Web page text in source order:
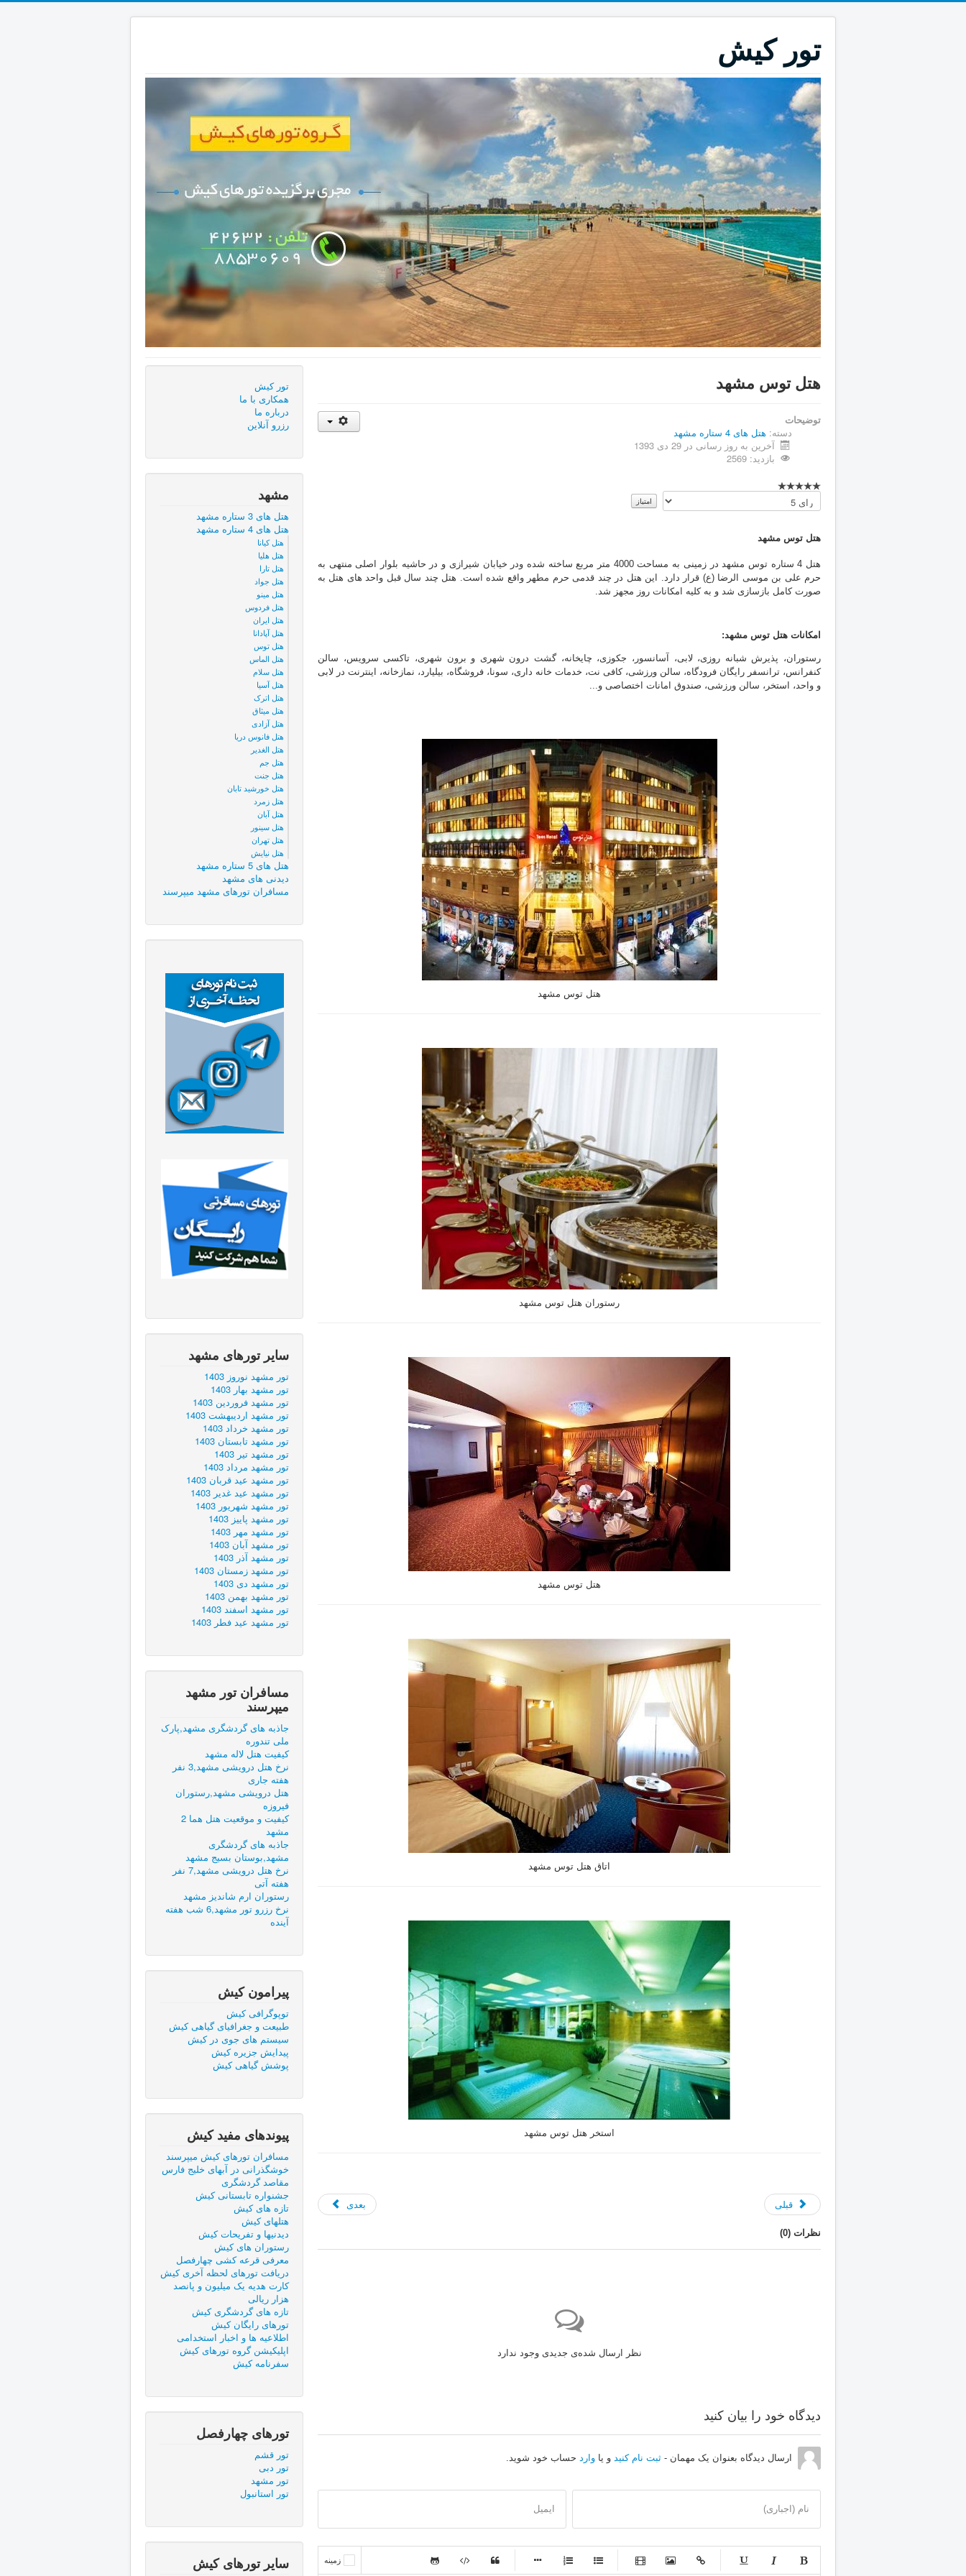
تور کیش
هتل توس مشهد
توضیحات
دسته: هتل های 4 ستاره مشهد
آخرین به روز رسانی در 29 دی 1393
بازدید: 2569
لطفا
رای
هتل توس مشهد
هتل 4 ستاره توس مشهد در زمینی به مساحت 4000 متر مربع ساخته شده ودر خیابان شیرازی و در حاشیه بلوار اصلی منتهی به
حرم علی بن موسی الرضا (ع) قرار دارد. این هتل در چند قدمی حرم مطهر واقع شده است. هتل چند سال قبل واحد های هتل به
صورت کامل بازسازی شد و به کلیه امکانات روز مجهز شد.
امکانات هتل توس مشهد:
رستوران، پذیرش شبانه روزی، لابی، آسانسور، جکوزی، چایخانه، گشت درون شهری و برون شهری، تاکسی سرویس، سالن
کنفرانس، ترانسفر رایگان فرودگاه، سالن ورزشی، کافی نت، خدمات خانه داری، سونا، فروشگاه، بیلیارد، نمازخانه، اینترنت در لابی
و واحد، استخر، سالن ورزشی، صندوق امانات اختصاصی و...
هتل توس مشهد
رستوران هتل توس مشهد
هتل توس مشهد
اتاق هتل توس مشهد
استخر هتل توس مشهد
قبلی بعدی
نظرات (0
)
نظر ارسال شده‌ی جدیدی وجود ندارد
دیدگاه خود را بیان کنید
ارسال دیدگاه بعنوان یک مهمان - ثبت نام کنید و یا وارد حساب خود شوید.
نام (اجباری) ایمیل
زمینه
تور کیش
همكاری با ما
درباره ما
رزرو آنلاین
مشهد
هتل های 3 ستاره مشهد
هتل های 4 ستاره مشهد
هتل کیانا
هتل هلیا
هتل تارا
هتل جواد
هتل مینو
هتل فردوس
هتل ایران
هتل آپادانا
هتل توس
هتل الماس
هتل سلام
هتل آسیا
هتل اترک
هتل میثاق
هتل آزادی
هتل فانوس دریا
هتل الغدیر
هتل جم
هتل جنت
هتل خورشید تابان
هتل زمرد
هتل آبان
هتل سینور
هتل تهران
هتل نیایش
هتل های 5 ستاره مشهد
دیدنی های مشهد
مسافران تورهای مشهد میپرسند
سایر تورهای مشهد
تور مشهد نوروز 1403
تور مشهد بهار 1403
تور مشهد فروردین 1403
تور مشهد اردیبهشت 1403
تور مشهد خرداد 1403
تور مشهد تابستان 1403
تور مشهد تیر 1403
تور مشهد مرداد 1403
تور مشهد عید قربان 1403
تور مشهد عید غدیر 1403
تور مشهد شهریور 1403
تور مشهد پاییز 1403
تور مشهد مهر 1403
تور مشهد آبان 1403
تور مشهد آذر 1403
تور مشهد زمستان 1403
تور مشهد دی 1403
تور مشهد بهمن 1403
تور مشهد اسفند 1403
تور مشهد عید فطر 1403
مسافران تور مشهد
میپرسند
جاذبه های گردشگری مشهد,پارک
ملی تندوره
کیفیت هتل لاله مشهد
نرخ هتل درویشی مشهد,3 نفر
هفته جاری
هتل درویشی مشهد,رستوران
فیروزه
کیفیت و موقعیت هتل هما 2
مشهد
جاذبه های گردشگری
مشهد,بوستان بسیج مشهد
نرخ هتل درویشی مشهد,7 نفر
هفته آتی
رستوران ارم شاندیز مشهد
نرخ رزرو تور مشهد,6 شب هفته
آینده
پیرامون کیش
توپوگرافی کیش
طبيعت و جغرافيای گياهی كيش
سیستم های جوی در کیش
پیدایش جزیره کیش
پوشش گياهی كيش
پیوندهای مفید كيش
مسافران تورهای کیش میپرسند
خوشگذرانی در آبهای خلیج فارس
مقاصد گردشگری
جشنواره تابستانی کیش
تازه های کیش
هتلهای کیش
دیدنیها و تفریحات کیش
رستوران های کیش
معرفی قرعه کشی چهارفصل
دریافت تورهای لحظه آخری کیش
کارت هدیه یک میلیون و پانصد
هزار ریالی
تازه های گردشگری کیش
تورهای رایگان کیش
اطلاعیه ها و اخبار استخدامی
اپلیکیشن گروه تورهای کیش
سفرنامه کیش
تورهای چهارفصل
تور قشم
تور دبی
تور مشهد
تور استانبول
ساير تورهای کیش